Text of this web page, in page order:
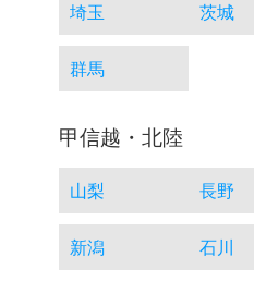
埼玉 茨城
群馬
甲信越・北陸
山梨 長野
新潟 石川